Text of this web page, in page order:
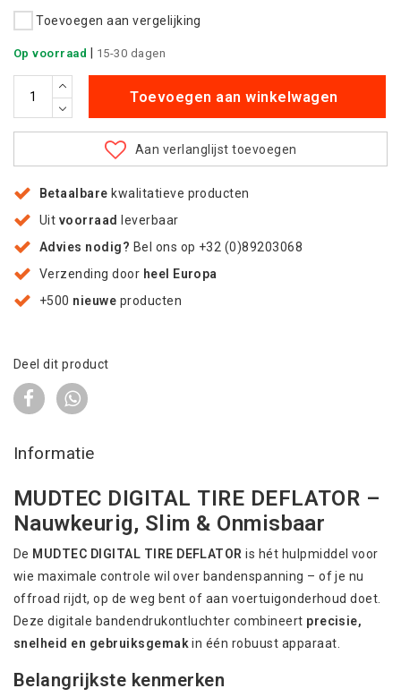
Toevoegen aan vergelijking
Op voorraad 15-30 dagen
Toevoegen aan winkelwagen
Aan verlanglijst toevoegen
Betaalbare kwalitatieve producten
Uit voorraad
leverbaar
Advies nodig? Bel ons op +32 (0)89203068
Verzending door heel Europa
+500 nieuwe producten
Deel dit product
Informatie
MUDTEC DIGITAL TIRE DEFLATOR –
Nauwkeurig, Slim & Onmisbaar
De MUDTEC DIGITAL TIRE DEFLATOR is hét hulpmiddel voor
wie maximale controle wil over bandenspanning – of je nu
offroad rijdt, op de weg bent of aan voertuigonderhoud doet.
Deze digitale bandendrukontluchter combineert precisie,
snelheid en gebruiksgemakin één robuust apparaat.
Belangrijkste kenmerken